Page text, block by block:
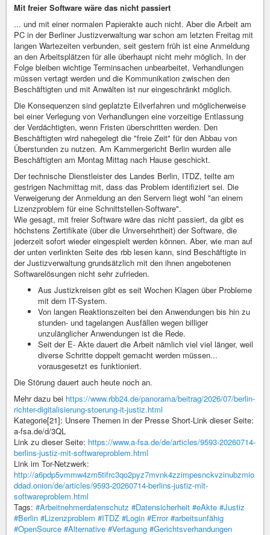
Mit freier Software wäre das nicht passiert
... und mit einer normalen Papierakte auch nicht. Aber die Arbeit am
PC in der Berliner Justizverwaltung war schon am letzten Freitag mit
langen Wartezeiten verbunden, seit gestern früh ist eine Anmeldung
an den Arbeitsplätzen für alle überhaupt nicht mehr möglich. In der
Folge bleiben wichtige Terminsachen unbearbeitet, Verhandlungen
müssen vertagt werden und die Kommunikation zwischen den
Beschäftigten und mit Anwälten ist nur eingeschränkt möglich.
Die Konsequenzen sind geplatzte Eilverfahren und möglicherweise
bei einer Verlegung von Verhandlungen eine vorzeitige Entlassung
der Verdächtigten, wenn Fristen überschritten werden. Den
Beschäftigten wird nahegelegt die "freie Zeit" für den Abbau von
Überstunden zu nutzen. Am Kammergericht Berlin wurden alle
Beschäftigten am Montag Mittag nach Hause geschickt.
Der technische Dienstleister des Landes Berlin, ITDZ, teilte am
gestrigen Nachmittag mit, dass das Problem identifiziert sei. Die
Verweigerung der Anmeldung an den Servern liegt wohl "an einem
Lizenzproblem für eine Schnittstellen-Software".
Wie gesagt, mit freier Software wäre das nicht passiert, da gibt es
höchstens Zertifikate (über die Unversehrtheit) der Software, die
jederzeit sofort wieder eingespielt werden können. Aber, wie man auf
der unten verlinkten Seite des rbb lesen kann, sind Beschäftigte in
der Justizverwaltung grundsätzlich mit den ihnen angebotenen
Softwarelösungen nicht sehr zufrieden.
Aus Justizkreisen gibt es seit Wochen Klagen über Probleme
mit dem IT-System.
Von langen Reaktionszeiten bei den Anwendungen bis hin zu
stunden- und tagelangen Ausfällen wegen billiger
unzulänglicher Anwendungen ist die Rede.
Seit der E- Akte dauert die Arbeit nämlich viel viel länger, weil
diverse Schritte doppelt gemacht werden müssen...
vorausgesetzt es funktioniert.
Die Störung dauert auch heute noch an.
Mehr dazu bei https://www.rbb24.de/panorama/beitrag/2026/07/berlin-
richter-digitalisierung-stoerung-it-justiz.html
Kategorie[21]: Unsere Themen in der Presse Short-Link dieser Seite:
a-fsa.de/d/3QL
Link zu dieser Seite: https://www.a-fsa.de/de/articles/9593-20260714-
berlins-justiz-mit-softwareproblem.html
Link im Tor-Netzwerk:
http://a6pdp5vmmw4zm5tifrc3qo2pyz7mvnk4zzimpesnckvzinubzmio
ddad.onion/de/articles/9593-20260714-berlins-justiz-mit-
softwareproblem.html
Tags: #Arbeitnehmerdatenschutz #Datensicherheit #eAkte #Justiz
#Berlin #Lizenzproblem #ITDZ #Login #Error #arbeitsunfähig
#OpenSource #Alternative #Vertagung #Gerichtsverhandungen